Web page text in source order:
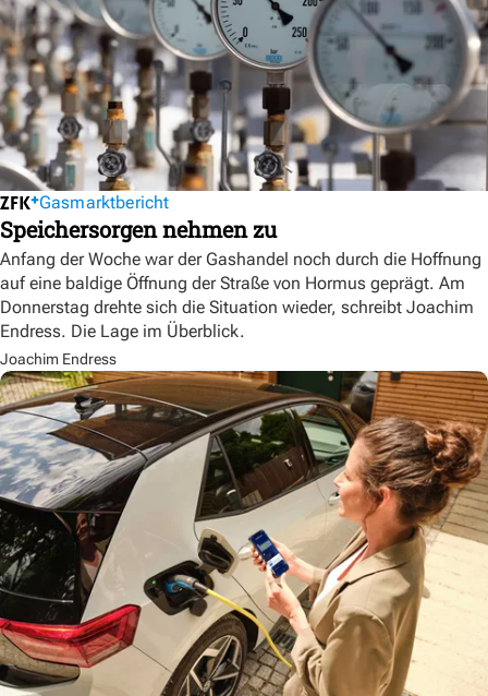
Gasmarktbericht
Speichersorgen nehmen zu
Anfang der Woche war der Gashandel noch durch die Hoffnung
auf eine baldige Öffnung der Straße von Hormus geprägt. Am
Donnerstag drehte sich die Situation wieder, schreibt Joachim
Endress. Die Lage im Überblick.
Joachim Endress